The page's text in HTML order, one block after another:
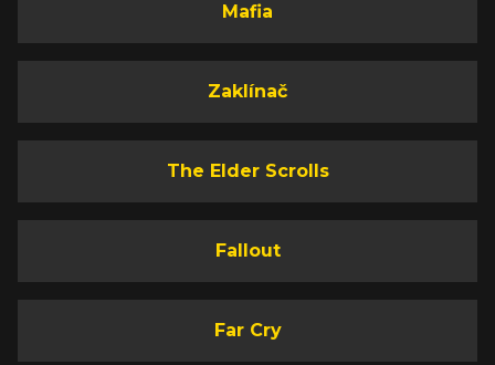
Mafia
Zaklínač
The Elder Scrolls
Fallout
Far Cry